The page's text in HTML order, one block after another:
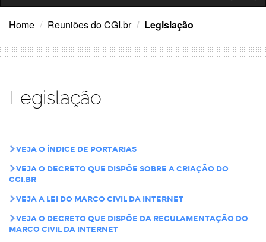
Home Reuniões do CGI.br Legislação
Legislação
VEJA O ÍNDICE DE PORTARIAS
VEJA O DECRETO QUE DISPÕE SOBRE A CRIAÇÃO DO
CGI.BR
VEJA A LEI DO MARCO CIVIL DA INTERNET
VEJA O DECRETO QUE DISPÕE DA REGULAMENTAÇÃO DO
MARCO CIVIL DA INTERNET